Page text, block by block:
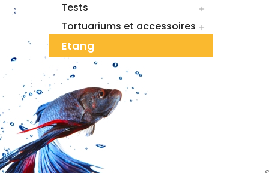
Tests 
Tortuariums et accessoires 
Etang